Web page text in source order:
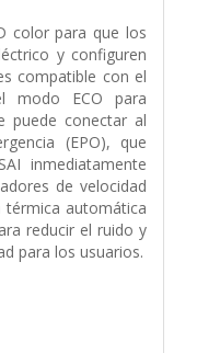
color para que los
y configuren
compatible con el
modo ECO para
puede conectar al
(EPO), que
inmediatamente
de velocidad
térmica automática
reducir el ruido y
para los usuarios.